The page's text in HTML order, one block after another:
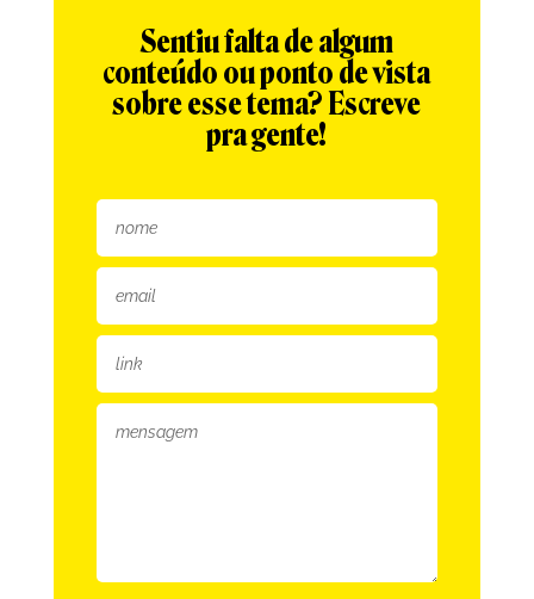
Sentiu falta de algum
conteúdo ou ponto de vista
sobre esse tema? Escreve
pra gente!